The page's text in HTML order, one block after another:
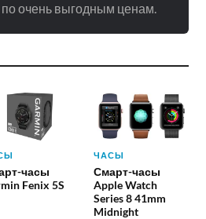
по очень выгодным ценам.
часы
Fenix 5S
ЧАСЫ
Смарт-часы
Apple Watch
Series 8 41mm
Midnight